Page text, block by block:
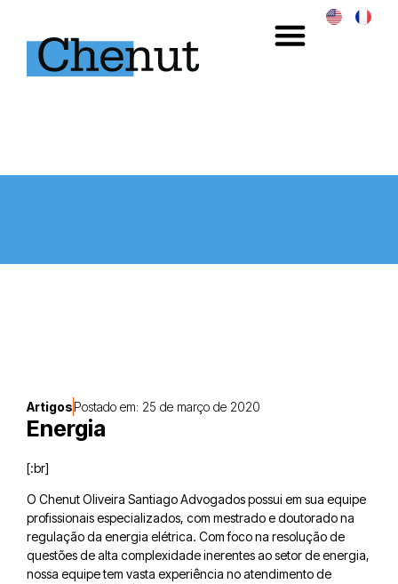
ArtigosPostado em: 25 de março de 2020
Energia
[:br]
O Chenut Oliveira Santiago Advogados possui em sua equipe
profissionais especializados, com mestrado e doutorado na
regulação da energia elétrica. Com foco na resolução de
questões de alta complexidade inerentes ao setor de energia,
nossa equipe tem vasta experiência no atendimento de